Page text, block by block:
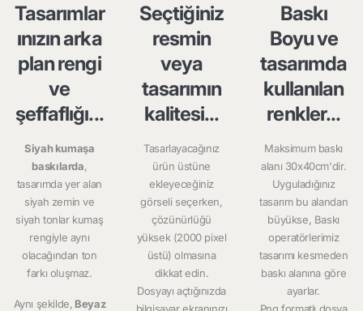
Tasarımlar
ınızın arka
plan rengi
ve
şeffaflığı...
Siyah kumaşa
baskılarda,
tasarımda yer alan
siyah zemin ve
siyah tonlar kumaş
rengiyle aynı
olacağından ton
farkı oluşmaz.
Aynı şekilde, Beyaz
Seçtiğiniz
resmin
veya
tasarımın
kalitesi...
Tasarlayacağınız
ürün üstüne
ekleyeceğiniz
görseli seçerken,
çözünürlüğü
yüksek (2000 pixel
üstü) olmasına
dikkat edin.
Dosyayı açtığınızda
bilgisayar ekranınızı
Baskı
Boyu ve
tasarımda
kullanılan
renkler...
Maksimum baskı
alanı 30x40cm'dir.
Uyguladığınız
tasarım bu alandan
büyükse, Baskı
operatörlerimiz
tasarımı kesmeden
baskı alanına göre
ayarlar.
Png formatlı dosya